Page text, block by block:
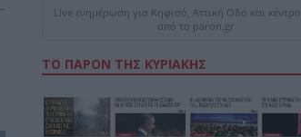
Live ενημέρωση για Κηφισό, Αττική Οδό και
από το paron.gr
ΤΟ ΠΑΡΟΝ ΤΗΣ ΚΥΡΙΑΚΗΣ